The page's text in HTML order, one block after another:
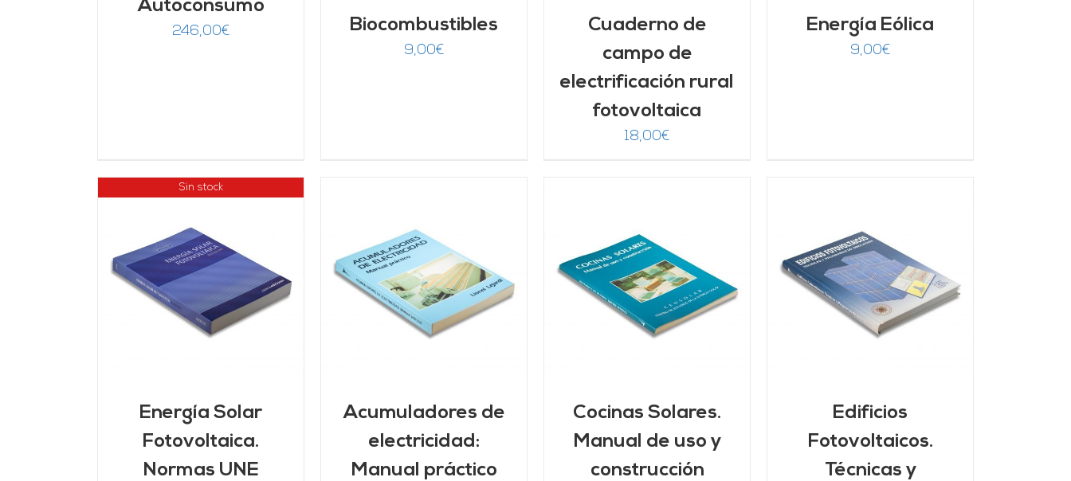
Autoconsumo
246,00€ Biocombustibles
9,00€
Cuaderno de
campo de
electrificación rural
fotovoltaica
18,00€
Energía Eólica
9,00€
Sin stock
Energía Solar
Fotovoltaica.
Normas UNE
AÑADIR AL CARRITO
/
DETALLES
Acumuladores de
electricidad:
Manual práctico
AÑADIR AL CARRITO
/
DETALLES
Cocinas Solares.
Manual de uso y
construcción
AÑADIR AL CARRITO
DETALLES
Edificios
Fotovoltaicos.
Técnicas y